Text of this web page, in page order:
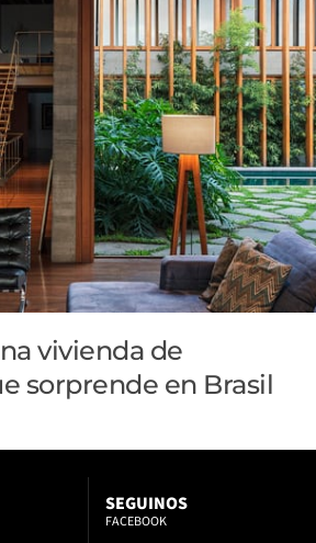
vivienda de
sorprende en Brasil
SEGUINOS
FACEBOOK